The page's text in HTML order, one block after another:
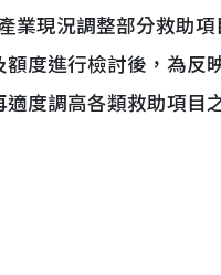
業現況調整部分救助
度進行檢討後，為反
度調高各類救助項目